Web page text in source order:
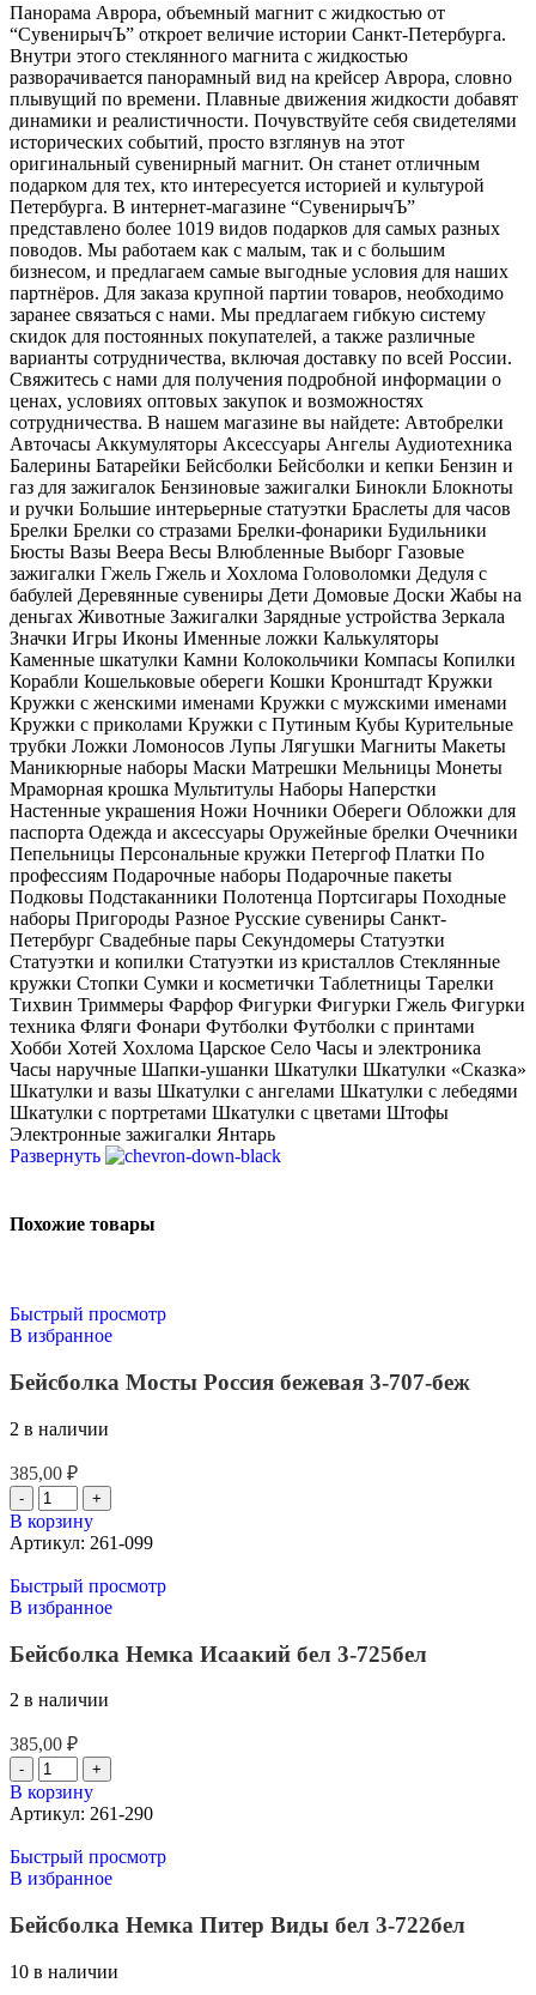
Панорама Аврора, объемный магнит с жидкостью от
“СувенирычЪ” откроет величие истории Санкт-Петербурга.
Внутри этого стеклянного магнита с жидкостью
разворачивается панорамный вид на крейсер Аврора, словно
плывущий по времени. Плавные движения жидкости добавят
динамики и реалистичности. Почувствуйте себя свидетелями
исторических событий, просто взглянув на этот
оригинальный сувенирный магнит. Он станет отличным
подарком для тех, кто интересуется историей и культурой
Петербурга. В интернет-магазине “СувенирычЪ”
представлено более 1019 видов подарков для самых разных
поводов. Мы работаем как с малым, так и с большим
бизнесом, и предлагаем самые выгодные условия для наших
партнёров. Для заказа крупной партии товаров, необходимо
заранее связаться с нами. Мы предлагаем гибкую систему
скидок для постоянных покупателей, а также различные
варианты сотрудничества, включая доставку по всей России.
Свяжитесь с нами для получения подробной информации о
ценах, условиях оптовых закупок и возможностях
сотрудничества. В нашем магазине вы найдете: Автобрелки
Авточасы Аккумуляторы Аксессуары Ангелы Аудиотехника
Балерины Батарейки Бейсболки Бейсболки и кепки Бензин и
газ для зажигалок Бензиновые зажигалки Бинокли Блокноты
и ручки Большие интерьерные статуэтки Браслеты для часов
Брелки Брелки со стразами Брелки-фонарики Будильники
Бюсты Вазы Веера Весы Влюбленные Выборг Газовые
зажигалки Гжель Гжель и Хохлома Головоломки Дедуля с
бабулей Деревянные сувениры Дети Домовые Доски Жабы на
деньгах Животные Зажигалки Зарядные устройства Зеркала
Значки Игры Иконы Именные ложки Калькуляторы
Каменные шкатулки Камни Колокольчики Компасы Копилки
Корабли Кошельковые обереги Кошки Кронштадт Кружки
Кружки с женскими именами Кружки с мужскими именами
Кружки с приколами Кружки с Путиным Кубы Курительные
трубки Ложки Ломоносов Лупы Лягушки Магниты Макеты
Маникюрные наборы Маски Матрешки Мельницы Монеты
Мраморная крошка Мультитулы Наборы Наперстки
Настенные украшения Ножи Ночники Обереги Обложки для
паспорта Одежда и аксессуары Оружейные брелки Очечники
Пепельницы Персональные кружки Петергоф Платки По
профессиям Подарочные наборы Подарочные пакеты
Подковы Подстаканники Полотенца Портсигары Походные
наборы Пригороды Разное Русские сувениры Санкт-
Петербург Свадебные пары Секундомеры Статуэтки
Статуэтки и копилки Статуэтки из кристаллов Стеклянные
кружки Стопки Сумки и косметички Таблетницы Тарелки
Тихвин Триммеры Фарфор Фигурки Фигурки Гжель Фигурки
техника Фляги Фонари Футболки Футболки с принтами
Хобби Хотей Хохлома Царское Село Часы и электроника
Часы наручные Шапки-ушанки Шкатулки Шкатулки «Сказка»
Шкатулки и вазы Шкатулки с ангелами Шкатулки с лебедями
Шкатулки с портретами Шкатулки с цветами Штофы
Электронные зажигалки Янтарь
Развернуть
Похожие товары
Быстрый просмотр
В избранное
Бейсболка Мосты Россия бежевая 3-707-беж
2 в наличии
385,00 ₽
В корзину
Артикул: 261-099
Быстрый просмотр
В избранное
Бейсболка Немка Исаакий бел 3-725бел
2 в наличии
385,00 ₽
В корзину
Артикул: 261-290
Быстрый просмотр
В избранное
Бейсболка Немка Питер Виды бел 3-722бел
10 в наличии